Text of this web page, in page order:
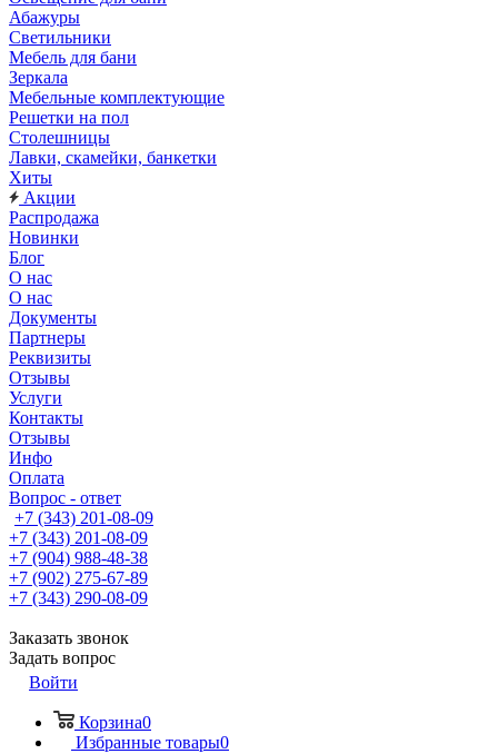
Абажуры
Светильники
Мебель для бани
Зеркала
Мебельные комплектующие
Решетки на пол
Столешницы
Лавки, скамейки, банкетки
Хиты
Акции
Распродажа
Новинки
Блог
О нас
О нас
Документы
Партнеры
Реквизиты
Отзывы
Услуги
Контакты
Отзывы
Инфо
Оплата
Вопрос - ответ
+7 (343) 201-08-09
+7 (343) 201-08-09
+7 (904) 988-48-38
+7 (902) 275-67-89
+7 (343) 290-08-09
Заказать звонок
Задать вопрос
Войти
Корзина0
Избранные товары0